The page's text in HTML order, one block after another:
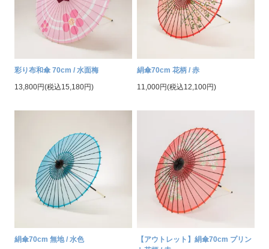
彩り布和傘 70cm / 水面梅
13,800円(税込15,180円)
絹傘70cm 花柄 / 赤
11,000円(税込12,100円)
絹傘70cm 無地 / 水色
【アウトレット】絹傘70cm プリン